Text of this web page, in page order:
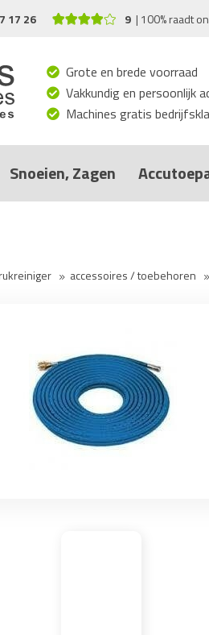
17 26 9 100% raadt
Grote en brede voorraad
Vakkundig en persoonlijk
Machines gratis
Snoeien, Zagen
accessoires / toebehoren